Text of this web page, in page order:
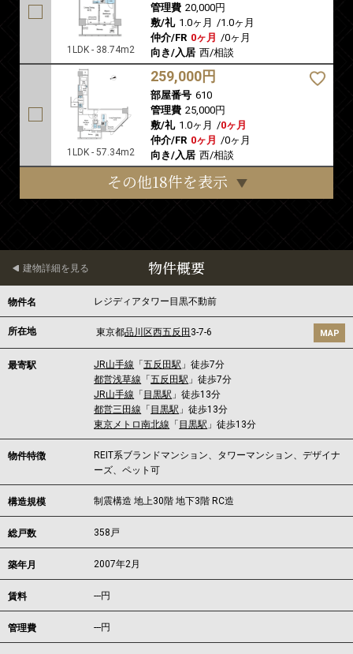
1LDK - 38.74m2
管理費 20,000円
敷/礼 1.0ヶ月 /1.0ヶ月
仲介/FR 0ヶ月 /0ヶ月
向き/入居 西/相談
1LDK - 57.34m2
259,000円
部屋番号 610
管理費 25,000円
敷/礼 1.0ヶ月 /0ヶ月
仲介/FR 0ヶ月 /0ヶ月
向き/入居 西/相談
その他18件を表示
物件概要
建物詳細を見る
物件名 レジディアタワー目黒不動前
所在地 東京都品川区西五反田 3-7-6 MAP
最寄駅 JR山手線 「五反田駅 」徒歩7分
都営浅草線 「五反田駅 」徒歩7分
JR山手線 「 目黒駅 」徒歩13分
都営三田線 「 目黒駅 」徒歩13分
東京メトロ南北線 「 目黒駅 」徒歩13分
物件特徴
REIT系ブランドマンション、タワーマンション、デザイナ
ーズ、ペット可
構造規模 制震構造 地上30階 地下3階 RC造
総戸数 358戸
築年月 2007年2月
賃料 ---円
管理費 ---円